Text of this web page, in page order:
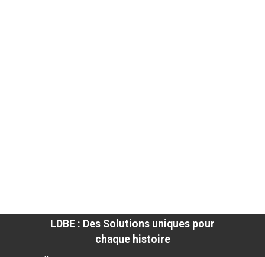
LDBE : Des Solutions uniques pour
chaque histoire